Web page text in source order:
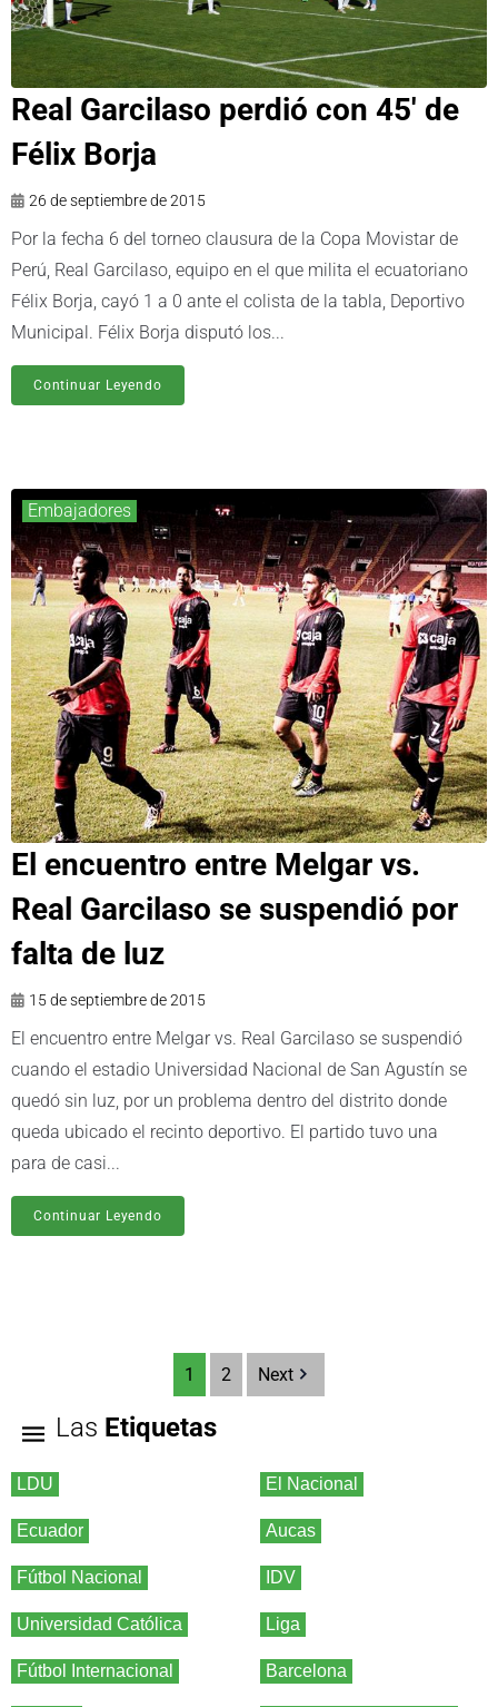
Real Garcilaso perdió con 45′ de
Félix Borja
26 de septiembre de 2015
Por la fecha 6 del torneo clausura de la Copa Movistar de
Perú, Real Garcilaso, equipo en el que milita el ecuatoriano
Félix Borja, cayó 1 a 0 ante el colista de la tabla, Deportivo
Municipal. Félix Borja disputó los...
Continuar Leyendo
Embajadores
El encuentro entre Melgar vs.
Real Garcilaso se suspendió por
falta de luz
15 de septiembre de 2015
El encuentro entre Melgar vs. Real Garcilaso se suspendió
cuando el estadio Universidad Nacional de San Agustín se
quedó sin luz, por un problema dentro del distrito donde
queda ubicado el recinto deportivo. El partido tuvo una
para de casi...
Continuar Leyendo
1 2 Next
Las Etiquetas
LDU El Nacional
Ecuador Aucas
Fútbol Nacional IDV
Universidad Católica Liga
Fútbol Internacional Barcelona